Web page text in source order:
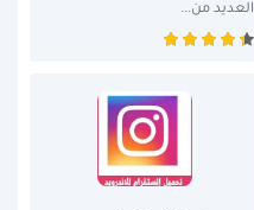
العديد من...